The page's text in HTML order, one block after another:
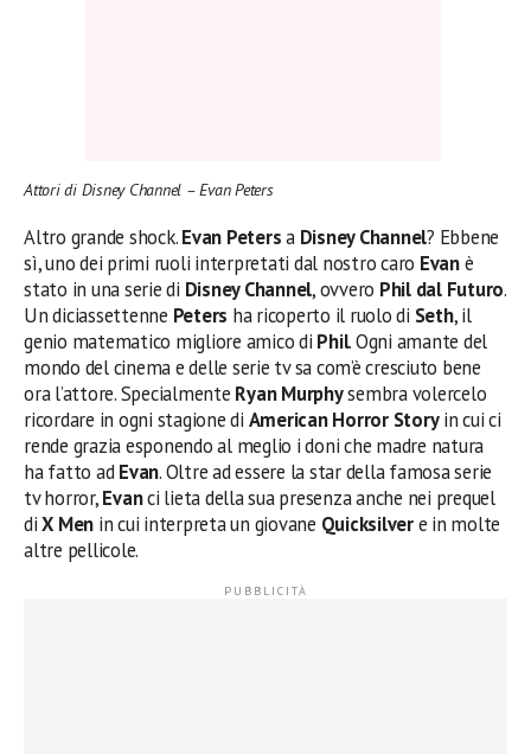
Attori di Disney Channel – Evan Peters
Altro grande shock.Evan Petersa Disney Channel? Ebbene
sì, uno dei primi ruoli interpretati dal nostro caro Evanè
stato in una serie di Disney Channel, ovvero Phil dal Futuro.
Un diciassettenne Peters ha ricoperto il ruolo di Seth, il
genio matematico migliore amico di Phil. Ogni amante del
mondo del cinema e delle serie tv sa com’è cresciuto bene
ora l’attore. Specialmente Ryan Murphysembra volercelo
ricordare in ogni stagione di American Horror Storyin cui ci
rende grazia esponendo al meglio i doni che madre natura
ha fatto adEvan. Oltre ad essere la star della famosa serie
tv horror,Evanci lieta della sua presenza anche nei prequel
diX Men in cui interpreta un giovane Quicksilvere in molte
altre pellicole.